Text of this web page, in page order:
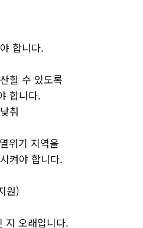
합니다.
할 수 있도록
합니다.
춰
위기 지역을
켜야 합니다.
원)
지 오래입니다.